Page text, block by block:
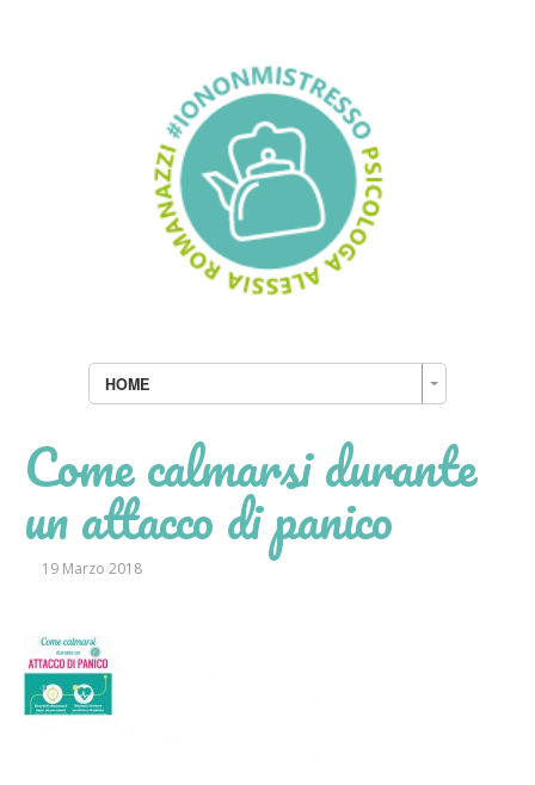
HOME
Come calmarsi durante
un attacco di panico
19 Marzo 2018